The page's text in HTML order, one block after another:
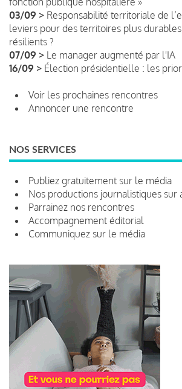
03/09 > Responsabilité territoriale de
leviers pour des territoires plus
résilients ?
07/09 > Le manager augmenté par l'IA
16/09 > Élection présidentielle : les
Voir les prochaines rencontres
Annoncer une rencontre
NOS SERVICES
Publiez gratuitement sur le média
Nos productions journalistiques sur
Parrainez nos rencontres
Accompagnement éditorial
Communiquez sur le média